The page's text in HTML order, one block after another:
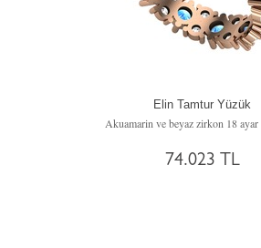
Elin Tamtur Yüzük
74.023 TL